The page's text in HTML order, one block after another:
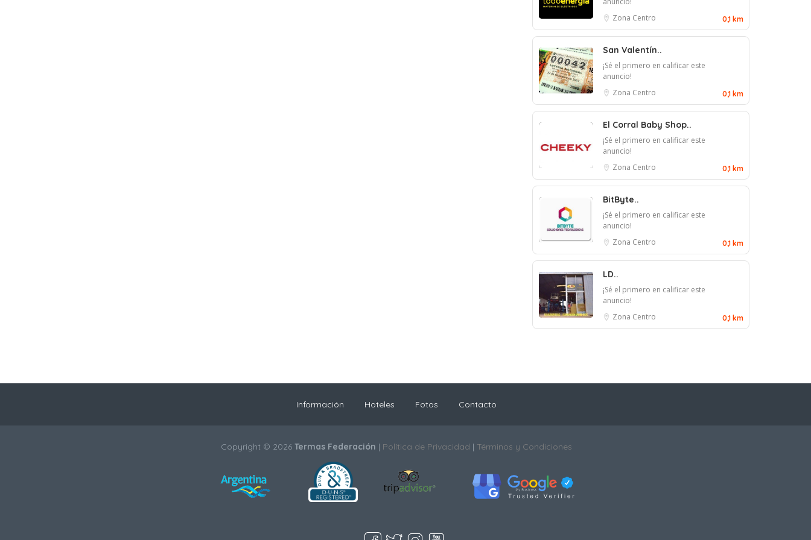
Zona Centro
0,1 km
San Valentín..
¡Sé el primero en calificar este
anuncio!
Zona Centro
0,1 km
El Corral Baby Shop..
¡Sé el primero en calificar este
anuncio!
Zona Centro
0,1 km
BitByte..
¡Sé el primero en calificar este
anuncio!
Zona Centro
0,1 km
LD..
¡Sé el primero en calificar este
anuncio!
Zona Centro
0,1 km
Información Hoteles Fotos Contacto
Copyright © 2026 Termas Federación | Política de Privacidad | Términos y Condiciones